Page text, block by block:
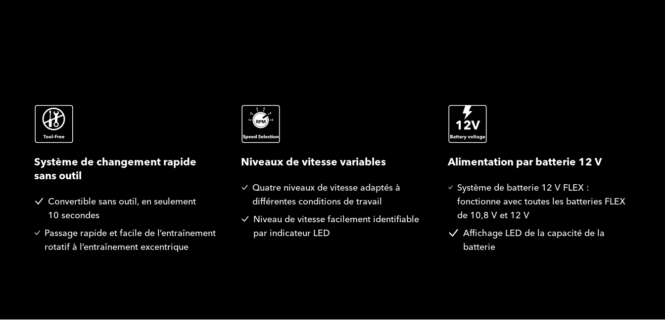
Système de changement rapide
sans outil
Convertible sans outil, en seulement
10 secondes
Passage rapide et facile de l’entraînement
rotatif à l’entraînement excentrique
Niveaux de vitesse variables
Quatre niveaux de vitesse adaptés à
différentes conditions de travail
Niveau de vitesse facilement identifiable
par indicateur LED
Alimentation par batterie 12 V
Système de batterie 12 V FLEX :
fonctionne avec toutes les batteries FLEX
de 10,8 V et 12 V
Affichage LED de la capacité de la
batterie